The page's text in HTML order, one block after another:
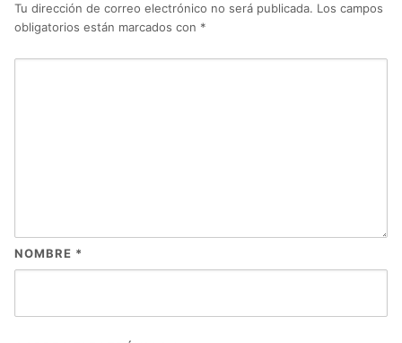
Tu dirección de correo electrónico no será publicada. Los campos
obligatorios están marcados con *
NOMBRE *